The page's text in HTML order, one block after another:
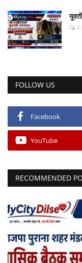
0
FOLLOW US
Facebook
YouTube
RECOMMENDED